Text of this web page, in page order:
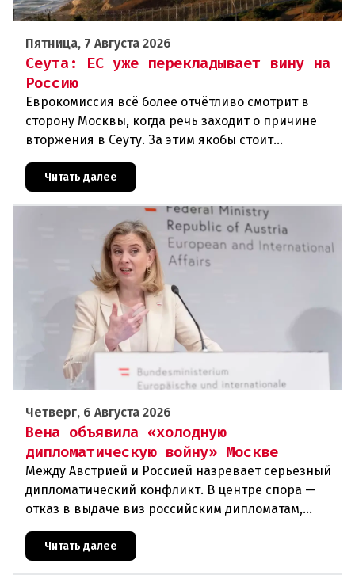
Пятница, 7 Августа 2026
Сеута: ЕС уже перекладывает вину на
Россию
Еврокомиссия всё более отчётливо смотрит в
сторону Москвы, когда речь заходит о причине
вторжения в Сеуту. За этим якобы стоит
дней около 72 000 человек п
Читать далее
Четверг, 6 Августа 2026
Вена объявила «холодную
дипломатическую войну» Москве
Между Австрией и Россией назревает серьезный
дипломатический конфликт. В центре спора —
отказ в выдаче виз российским дипломатам,
сотрудникам посольства и работникам
международных организаций, которые
Читать далее